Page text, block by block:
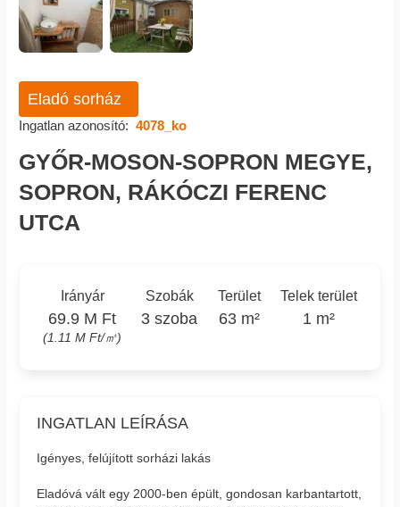
Eladó sorház
Ingatlan azonosító: 4078_ko
GYŐR-MOSON-SOPRON MEGYE,
SOPRON, RÁKÓCZI FERENC
UTCA
Irányár
69.9 M Ft
(1.11 M Ft/㎡)
Szobák
3 szoba
Terület
63 m²
Telek terület
1 m²
INGATLAN LEÍRÁSA
Igényes, felújított sorházi lakás
Eladóvá vált egy 2000-ben épült, gondosan karbantartott,